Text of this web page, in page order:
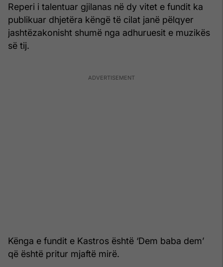
Reperi i talentuar gjilanas në dy vitet e fundit ka
publikuar dhjetëra këngë të cilat janë pëlqyer
jashtëzakonisht shumë nga adhuruesit e muzikës
së tij.
Kënga e fundit e Kastros është ‘Dem baba dem’
që është pritur mjaftë mirë.